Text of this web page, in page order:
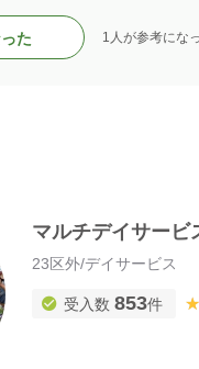
た 1人が参考にな
マルチデイサー
23区外/デイサービス
受入数 853件